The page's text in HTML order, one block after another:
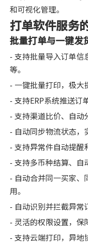
和可视化管理。
打单软件服务
批量打单与一键发
- 支持批量导入订单
等。
- 一键批量打印，极大
- 支持ERP系统推送订
- 支持渠道比价、自动
- 自动同步物流状态，
- 支持异常件自动提醒
- 支持多币种结算、自
- 自动合并同一买家、
用。
- 自动识别并拦截异常
- 灵活的权限设置，保
- 支持云端打印，异地